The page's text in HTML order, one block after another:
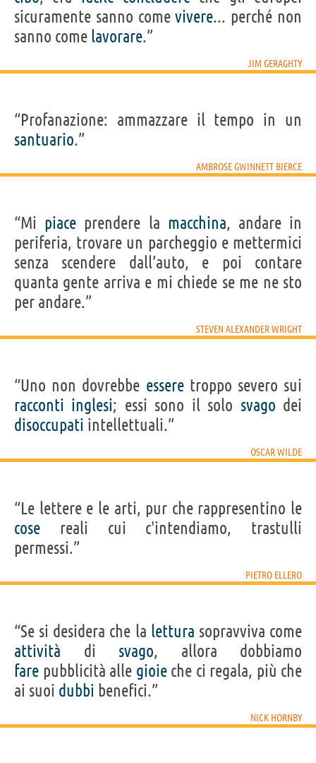
sicuramente sanno comevivere... perché non
sanno come lavorare.”
JIM GERAGHTY
“Profanazione: ammazzare il tempo in un
santuario.”
AMBROSE GWINNETT BIERCE
“Mi piace prendere la macchina, andare in
periferia, trovare un parcheggio e mettermici
senza scendere dall’auto, e poi contare
quanta gente arriva e mi chiede se me ne sto
per andare.”
STEVEN ALEXANDER WRIGHT
“Uno non dovrebbe esseretroppo severo sui
racconti inglesi; essi sono il solo svago dei
disoccupati intellettuali.”
OSCAR WILDE
“Le lettere e le arti, pur che rappresentino le
cose reali cui c'intendiamo, trastulli
permessi.”
PIETRO ELLERO
“Se si desidera che la lettura sopravviva come
attività di svago, allora dobbiamo
fare pubblicità alle gioieche ci regala, più che
ai suoi dubbi benefici.”
NICK HORNBY